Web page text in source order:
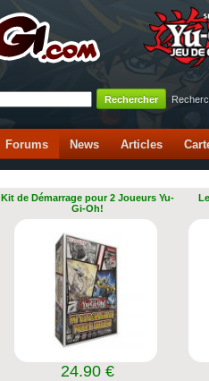
Forums News Articles
Kit de Démarrage pour 2 Joueurs Yu-
Gi-Oh!
24.90 €